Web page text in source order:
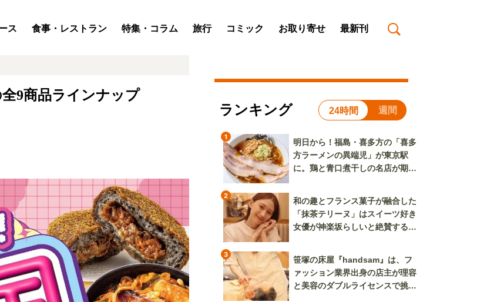
ス 食事・レストラン 特集・コラム 旅行 コミック お取り寄せ 最新刊
9商品ラインナップ
ランキング 24時間 週間
1
明日から！福島・喜多方の「喜多
方ラーメンの異端児」が東京駅
に。鶏と青口煮干しの名店が期間
2
和の趣とフランス菓子が融合した
「抹茶テリーヌ」はスイーツ好き
女優が神楽坂らしいと絶賛する逸
3
笹塚の床屋『handsam』は、フ
ァッション業界出身の店主が理容
と美容のダブルライセンスで挑む